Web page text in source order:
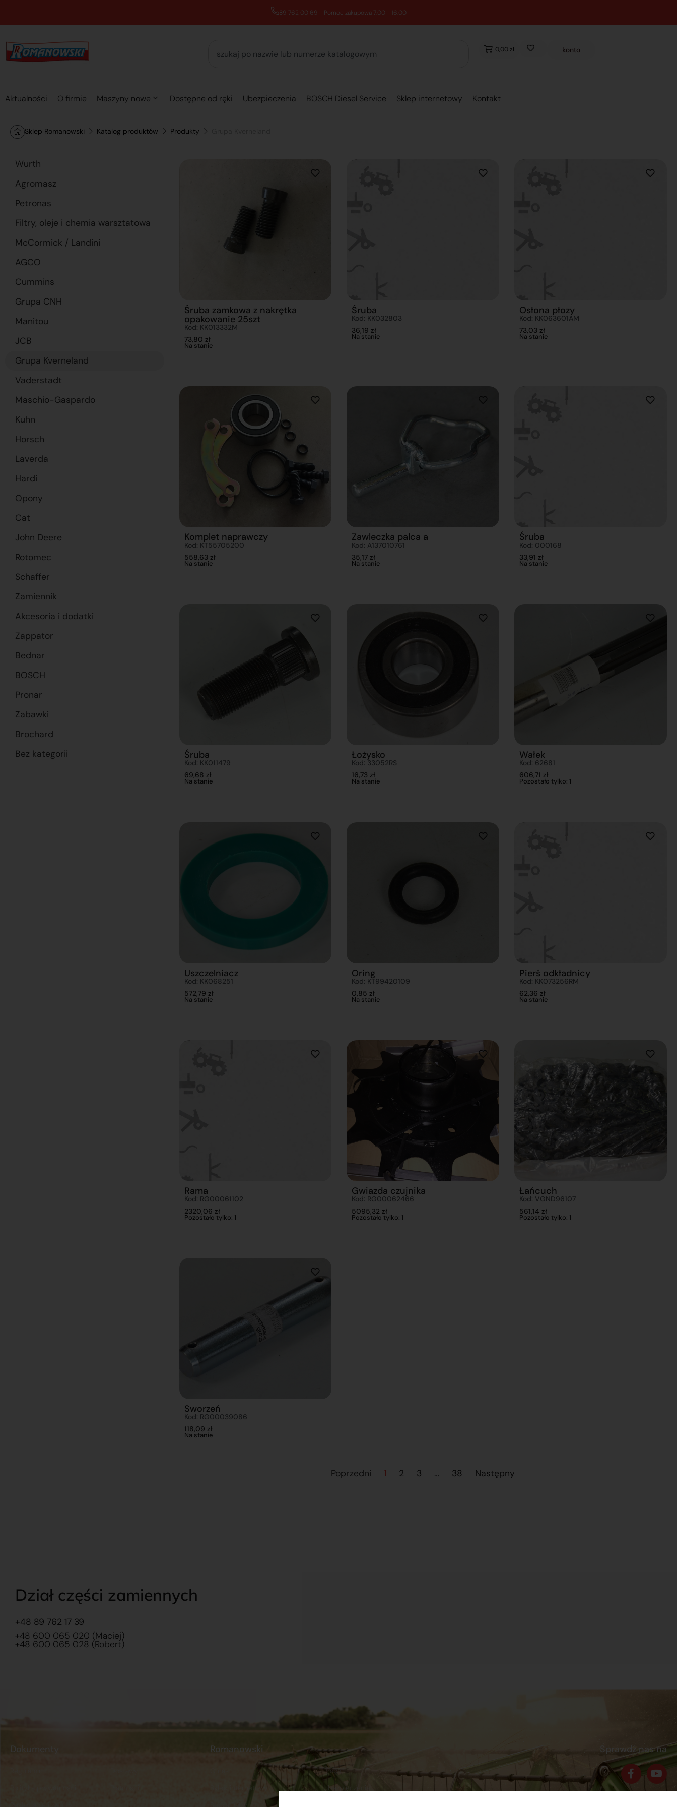
89 762 00 69 - Pomoc zakupowa 7:00 - 16:00
0,00 zł konto
Aktualności O firmie Maszyny nowe Dostępne od ręki Ubezpieczenia BOSCH Diesel Service Sklep internetowy Kontakt
Sklep Romanowski Katalog produktów Produkty
Wurth
Agromasz
Petronas
Filtry, oleje i chemia warsztatowa
McCormick / Landini
AGCO
Cummins
Grupa CNH
Manitou
JCB
Grupa Kverneland
Vaderstadt
Maschio-Gaspardo
Kuhn
Horsch
Laverda
Hardi
Opony
Cat
John Deere
Rotomec
Schaffer
Zamiennik
Akcesoria i dodatki
Zappator
Bednar
BOSCH
Pronar
Zabawki
Brochard
Bez kategorii
Śruba zamkowa z nakrętka
opakowanie 25szt
Kod: KK013332M
73,80 zł
Na stanie
Śruba
Kod: KK032803
36,19 zł
Na stanie
Osłona płozy
Kod: KK063601AM
73,03 zł
Na stanie
Komplet naprawczy
Kod: KT55705200
558,63 zł
Na stanie
Zawleczka palca a
Kod: A137010761
35,17 zł
Na stanie
Śruba
Kod: 000168
33,91 zł
Na stanie
Śruba
Kod: KK011479
69,68 zł
Na stanie
Łożysko
Kod: 33052RS
16,73 zł
Na stanie
Wałek
Kod: 62681
606,71 zł
Pozostało tylko: 1
Uszczelniacz
Kod: KK068251
572,79 zł
Na stanie
Oring
Kod: KT99420109
0,85 zł
Na stanie
Pierś odkładnicy
Kod: KK073256RM
62,36 zł
Na stanie
Rama
Kod: RG00061102
2320,06 zł
Pozostało tylko: 1
Gwiazda czujnika
Kod: RG00062466
5095,32 zł
Pozostało tylko: 1
Łańcuch
Kod: VGND96107
561,14 zł
Pozostało tylko: 1
Sworzeń
Kod: RG00039086
118,09 zł
Na stanie
Poprzedni 1 2 3 … 38 Następny
Dział części zamiennych
+48 89 762 17 39
+48 600 065 020 (Maciej)
+48 600 065 028 (Robert)
Dokumenty Romanowski
Sklep internetowy
Praca
Ubezpieczenia
Sprawdź nas na